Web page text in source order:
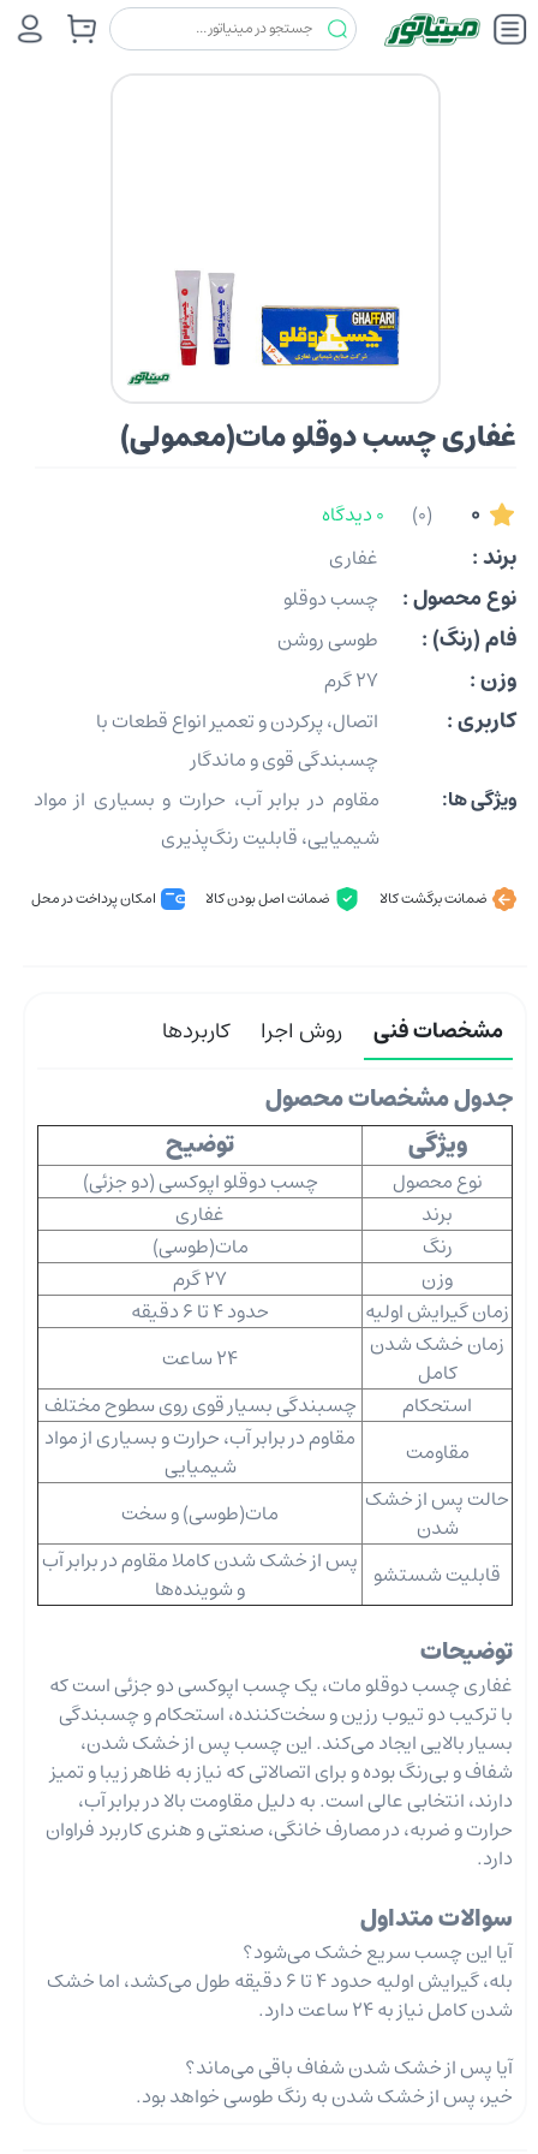
چسب ها غفاری غفاری چسب دوقلو مات(معمولی)
غفاری چسب دوقلو مات(معمولی)
0
(0) 0 دیدگاه
برند : غفاری
نوع محصول : چسب دوقلو
فام (رنگ) : طوسی روشن
وزن : 27 گرم
کاربری :
اتصال، پرکردن و تعمیر انواع قطعات با
چسبندگی قوی و ماندگار
ویژگی ها:
مقاوم در برابر آب، حرارت و بسیاری از مواد
شیمیایی، قابلیت رنگ‌پذیری
ضمانت برگشت کالا ضمانت اصل بودن کالا امکان پرداخت در محل
مشخصات فنی روش اجرا کاربردها
جدول مشخصات محصول
ویژگی
توضیح
نوع محصول
چسب دوقلو اپوکسی (دو جزئی)
برند
غفاری
رنگ
مات(طوسی)
وزن
27 گرم
زمان گیرایش اولیه
حدود 4 تا 6 دقیقه
زمان خشک شدن
کامل
24 ساعت
استحکام
چسبندگی بسیار قوی روی سطوح مختلف
مقاومت
مقاوم در برابر آب، حرارت و بسیاری از مواد
شیمیایی
حالت پس از خشک
شدن
مات(طوسی) و سخت
قابلیت شستشو پس از خشک شدن کاملا مقاوم در برابر آب
و شوینده‌ها
توضیحات
غفاری چسب دوقلو مات، یک چسب اپوکسی دو جزئی است که
با ترکیب دو تیوب رزین و سخت‌کننده، استحکام و چسبندگی
بسیار بالایی ایجاد می‌کند. این چسب پس از خشک شدن،
شفاف و بی‌رنگ بوده و برای اتصالاتی که نیاز به ظاهر زیبا و تمیز
دارند، انتخابی عالی است. به دلیل مقاومت بالا در برابر آب،
حرارت و ضربه، در مصارف خانگی، صنعتی و هنری کاربرد فراوان
دارد.
سوالات متداول
آیا این چسب سریع خشک می‌شود؟
بله، گیرایش اولیه حدود 4 تا 6 دقیقه طول می‌کشد، اما خشک
شدن کامل نیاز به 24 ساعت دارد.
آیا پس از خشک شدن شفاف باقی می‌ماند؟
خیر، پس از خشک شدن به رنگ طوسی خواهد بود.